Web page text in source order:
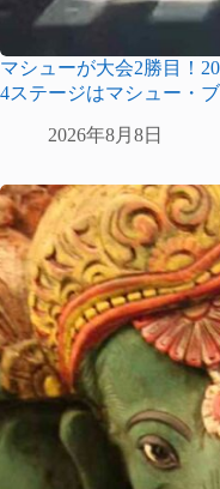
マシューが大会2勝目！
4ステージはマシュー・
2026年8月8日